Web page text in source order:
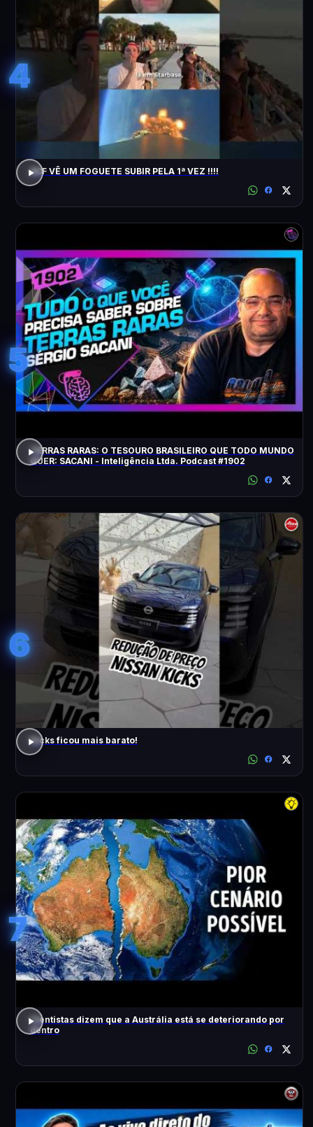
4
ACF VÊ UM FOGUETE SUBIR PELA 1ª VEZ !!!!
5
TERRAS RARAS: O TESOURO BRASILEIRO QUE TODO MUNDO
QUER: SACANI - Inteligência Ltda. Podcast #1902
6
Kicks ficou mais barato!
7
Cientistas dizem que a Austrália está se deteriorando por
dentro